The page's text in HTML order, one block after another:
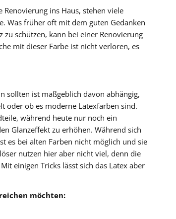
ins Haus, stehen viele
Was früher oft mit dem guten Gedanken
schützen, kann bei einer Renovierung
mit dieser Farbe ist nicht verloren, es
sollten ist maßgeblich davon abhängig,
oder ob es moderne Latexfarben sind.
während heute nur noch ein
Glanzeffekt zu erhöhen. Während sich
es bei alten Farben nicht möglich und sie
nutzen hier aber nicht viel, denn die
einigen Tricks lässt sich das Latex aber
möchten: